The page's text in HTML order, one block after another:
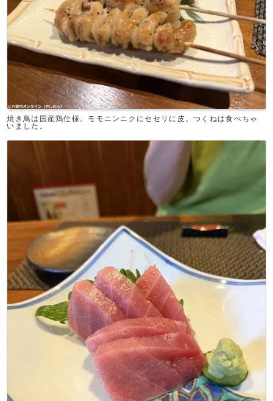
焼き鳥は国産鶏仕様。モモニンニクにセセリに皮。つくねは食べちゃ
いました。